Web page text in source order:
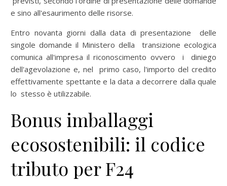
e sino all'esaurimento delle risorse.
Entro novanta giorni dalla data di presentazione delle
singole domande il Ministero della transizione ecologica
comunica all'impresa il riconoscimento ovvero i diniego
dell'agevolazione e, nel primo caso, l'importo del credito
effettivamente spettante e la data a decorrere dalla quale
lo stesso è utilizzabile.
Bonus imballaggi
ecosostenibili: il codice
tributo per F24